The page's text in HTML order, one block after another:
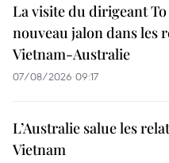
La visite du dirigeant
nouveau jalon dans les
Vietnam-Australie
07/08/2026 09:17
L’Australie salue les
Vietnam